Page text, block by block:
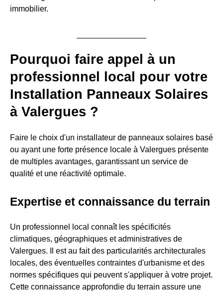
immobilier.
Pourquoi faire appel à un
professionnel local pour votre
Installation Panneaux Solaires
à Valergues ?
Faire le choix d'un installateur de panneaux solaires basé
ou ayant une forte présence locale à Valergues présente
de multiples avantages, garantissant un service de
qualité et une réactivité optimale.
Expertise et connaissance du terrain
Un professionnel local connaît les spécificités
climatiques, géographiques et administratives de
Valergues. Il est au fait des particularités architecturales
locales, des éventuelles contraintes d'urbanisme et des
normes spécifiques qui peuvent s'appliquer à votre projet.
Cette connaissance approfondie du terrain assure une